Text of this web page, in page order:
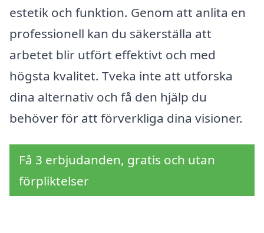
estetik och funktion. Genom att anlita en
professionell kan du säkerställa att
arbetet blir utfört effektivt och med
högsta kvalitet. Tveka inte att utforska
dina alternativ och få den hjälp du
behöver för att förverkliga dina visioner.
Få 3 erbjudanden, gratis och utan
förpliktelser